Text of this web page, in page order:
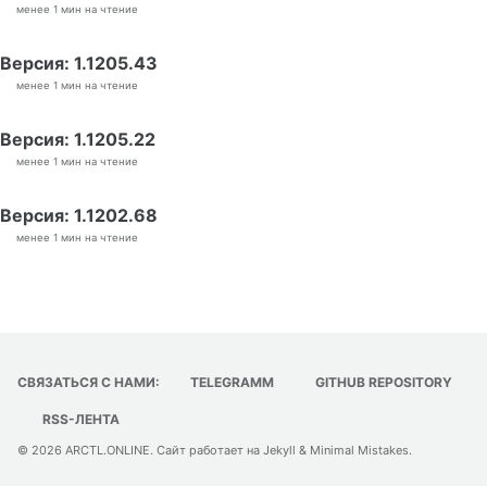
менее 1 мин на чтение
Версия: 1.1205.43
менее 1 мин на чтение
Версия: 1.1205.22
менее 1 мин на чтение
Версия: 1.1202.68
менее 1 мин на чтение
СВЯЗАТЬСЯ С НАМИ: TELEGRAMM GITHUB REPOSITORY
RSS-ЛЕНТА
© 2026 ARCTL.ONLINE. Сайт работает на Jekyll & Minimal Mistakes.